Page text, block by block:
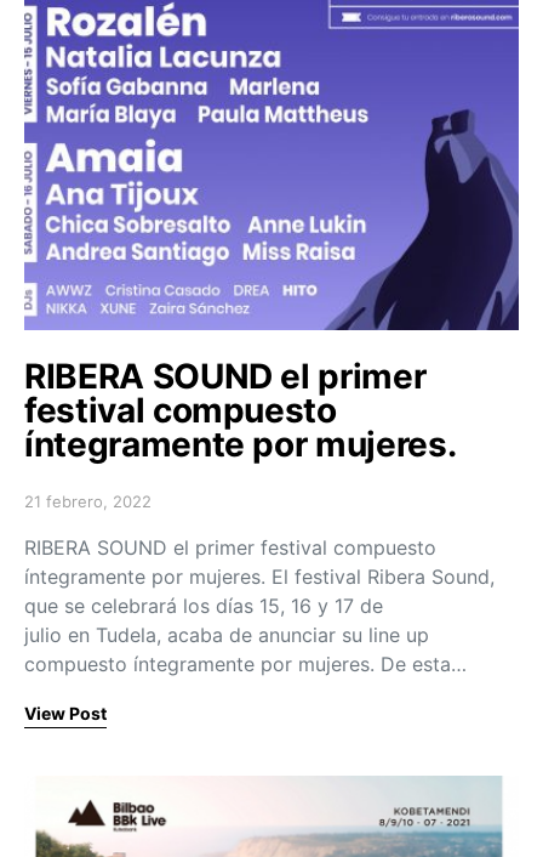
RIBERA SOUND el primer
festival compuesto
íntegramente por mujeres.
Posted on
21 febrero, 2022
RIBERA SOUND el primer festival compuesto
íntegramente por mujeres. El festival Ribera Sound,
que se celebrará los días 15, 16 y 17 de
julio en Tudela, acaba de anunciar su line up
compuesto íntegramente por mujeres. De esta…
View Post